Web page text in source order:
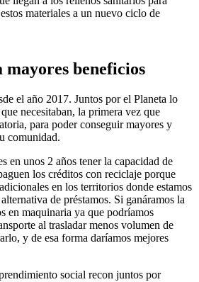
materiales a un nuevo ciclo de
beneficios
el año 2017. Juntos por el Planeta lo
necesitaban, la primera vez que
para poder conseguir mayores y
comunidad.
en unos 2 años tener la capacidad de
los créditos con reciclaje porque
en los territorios donde estamos
de préstamos. Si ganáramos la
en maquinaria ya que podríamos
al trasladar menos volumen de
y de esa forma daríamos mejores